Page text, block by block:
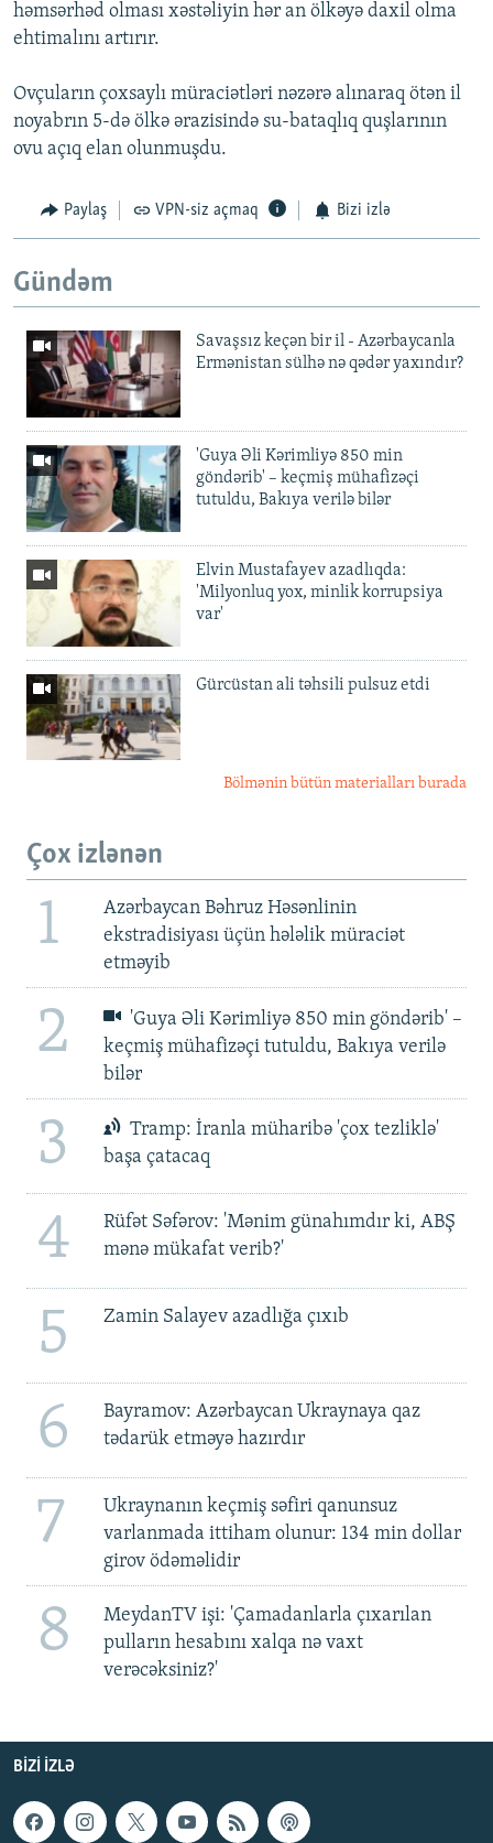
həmsərhəd olması xəstəliyin hər an ölkəyə daxil olma
ehtimalını artırır.
Ovçuların çoxsaylı müraciətləri nəzərə alınaraq ötən il
noyabrın 5-də ölkə ərazisində su-bataqlıq quşlarının
ovu açıq elan olunmuşdu.
Paylaş VPN-siz açmaq Bizi izlə
Gündəm
Savaşsız keçən bir il - Azərbaycanla
Ermənistan sülhə nə qədər yaxındır?
'Guya Əli Kərimliyə 850 min
göndərib' – keçmiş mühafizəçi
tutuldu, Bakıya verilə bilər
Elvin Mustafayev azadlıqda:
'Milyonluq yox, minlik korrupsiya
var'
Gürcüstan ali təhsili pulsuz etdi
Bölmənin bütün materialları burada
Çox izlənən
1
Azərbaycan Bəhruz Həsənlinin
ekstradisiyası üçün hələlik müraciət
etməyib
2
'Guya Əli Kərimliyə 850 min göndərib' –
keçmiş mühafizəçi tutuldu, Bakıya verilə
bilər
3
Tramp: İranla müharibə 'çox tezliklə'
başa çatacaq
4
Rüfət Səfərov: 'Mənim günahımdır ki, ABŞ
mənə mükafat verib?'
5 Zamin Salayev azadlığa çıxıb
6
Bayramov: Azərbaycan Ukraynaya qaz
tədarük etməyə hazırdır
7
Ukraynanın keçmiş səfiri qanunsuz
varlanmada ittiham olunur: 134 min dollar
girov ödəməlidir
8
MeydanTV işi: 'Çamadanlarla çıxarılan
pulların hesabını xalqa nə vaxt
verəcəksiniz?'
BIZI IZLƏ